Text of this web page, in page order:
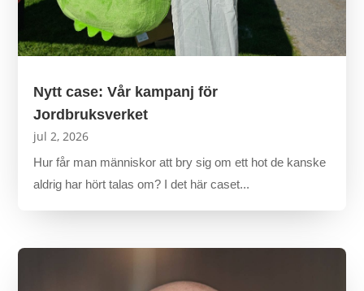
Nytt case: Vår kampanj för
Jordbruksverket
jul 2, 2026
Hur får man människor att bry sig om ett hot de kanske
aldrig har hört talas om? I det här caset...